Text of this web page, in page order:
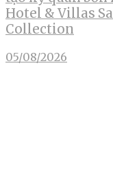
Hotel & Villas
Collection
05/08/2026